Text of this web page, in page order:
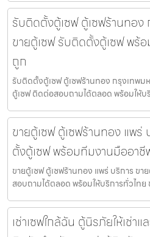
รับติดตั้งตู้เซฟ ตู้เซฟร้านทอง
ขายตู้เซฟ รับติดตั้งตู้เซฟ พร้
ถูก
รับติดตั้งตู้เซฟ ตู้เซฟร้านทอง กรุงเทพม
ตู้เซฟ ติดต่อสอบถามได้ตลอด พร้อมให้บ
ขายตู้เซฟ ตู้เซฟร้านทอง แพ
ตั้งตู้เซฟ พร้อมทีมงานมืออาชี
ขายตู้เซฟ ตู้เซฟร้านทอง แพร่ บริการ ข
สอบถามได้ตลอด พร้อมให้บริการทั่วไทย
เช่าเซฟใกล้ฉัน ตู้นิรภัยให้เช่า